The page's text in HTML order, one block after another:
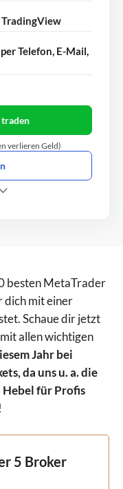
TradingView
Telefon, E-Mail,
verlieren Geld)
besten MetaTrader
dich mit einer
Schaue dir jetzt
allen wichtigen
Jahr bei
da uns u. a. die
Hebel für Profis
5 Broker